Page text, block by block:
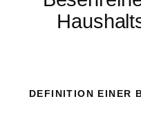
DEFINITION EINER